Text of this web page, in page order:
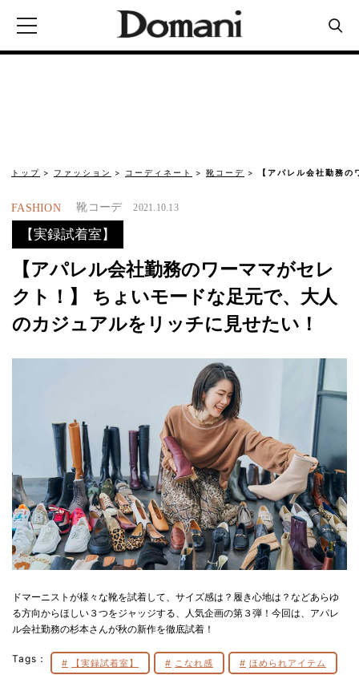
トップ ファッション コーディネート 靴コーデ 【アパレル会社勤務
FASHION 靴コーデ 2021.10.13
【実録試着室】
【アパレル会社勤務のワーママがセレ
クト！】 ちょいモードな足元で、大人
のカジュアルをリッチに見せたい！
ドマーニストが様々な靴を試着して、サイズ感は？履き心地は？などあらゆ
る方向からほしい３つをジャッジする、人気企画の第３弾！今回は、アパレ
ル会社勤務の杉本さんが秋の新作を徹底試着！
Tags： 【実録試着室】 こなれ感 ほめられアイテム